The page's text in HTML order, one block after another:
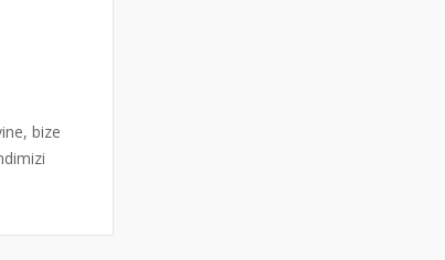
bize